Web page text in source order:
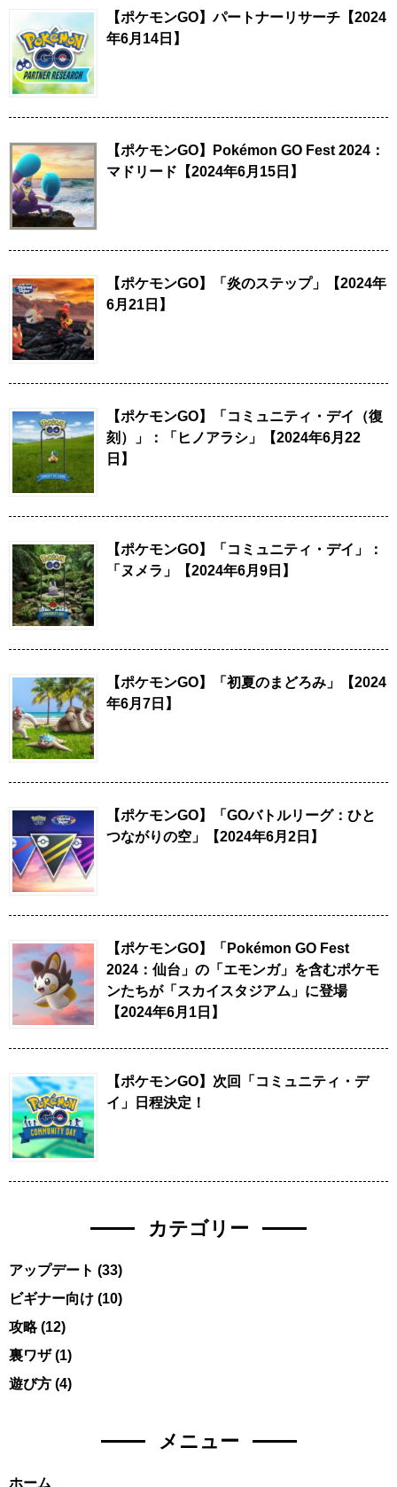
【ポケモンGO】パートナーリサーチ【2024
年6月14日】
【ポケモンGO】Pokémon GO Fest 2024：
マドリード【2024年6月15日】
【ポケモンGO】「炎のステップ」【2024年
6月21日】
【ポケモンGO】「コミュニティ・デイ（復
刻）」：「ヒノアラシ」【2024年6月22
日】
【ポケモンGO】「コミュニティ・デイ」：
「ヌメラ」【2024年6月9日】
【ポケモンGO】「初夏のまどろみ」【2024
年6月7日】
【ポケモンGO】「GOバトルリーグ：ひと
つながりの空」【2024年6月2日】
【ポケモンGO】「Pokémon GO Fest
2024：仙台」の「エモンガ」を含むポケモ
ンたちが「スカイスタジアム」に登場
【2024年6月1日】
【ポケモンGO】次回「コミュニティ・デ
イ」日程決定！
カテゴリー
アップデート (33)
ビギナー向け (10)
攻略(12)
裏ワザ(1)
遊び方 (4)
メニュー
ホーム